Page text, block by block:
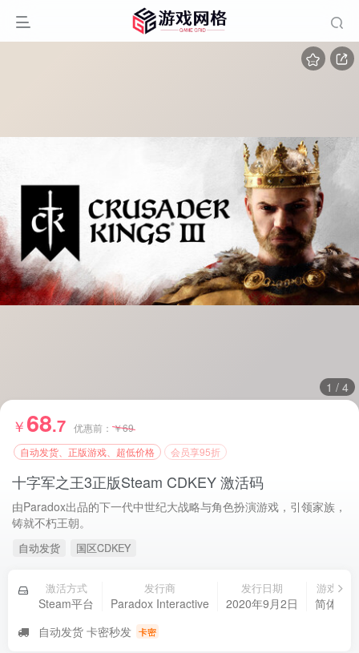
杂烩
关注
1684热度
关注
869热度
手机游戏
551热度
1 / 4
十字军之王3正版Steam CDKEY 激活码
由Paradox出品的下一代中世纪大战略与角色扮演游戏，引领家族，
铸就不朽王朝。
自动发货 国区CDKEY
￥68.7 优惠前： ￥69
自动发货、正版游戏、超低价格
会员享95折
激活方式
Steam平台
发行商
Paradox Interactive
发行日期
2020年9月2日
游戏语言
简体中文
自动发货 卡密秒发 卡密